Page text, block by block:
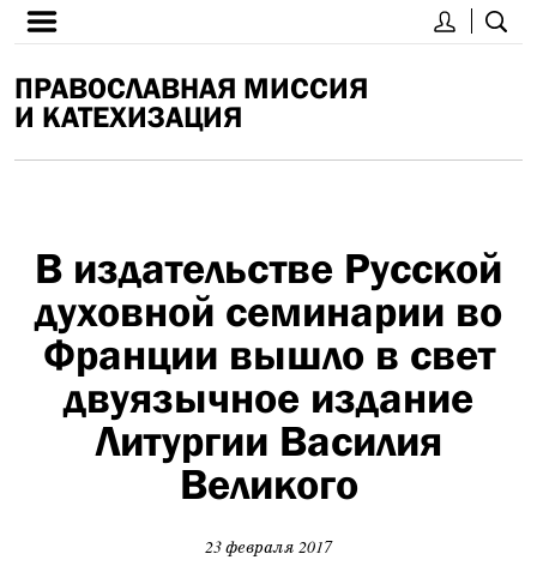
ПРАВОСЛАВНАЯ МИССИЯ
И КАТЕХИЗАЦИЯ
В издательстве Русской
духовной семинарии во
Франции вышло в свет
двуязычное издание
Литургии Василия
Великого
23 февраля 2017